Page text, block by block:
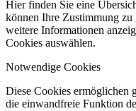
Hier finden Sie eine
können Ihre Zustimmung zu
weitere Informationen
Cookies auswählen.
Notwendige Cookies
Diese Cookies ermöglichen
die einwandfreie Funktion